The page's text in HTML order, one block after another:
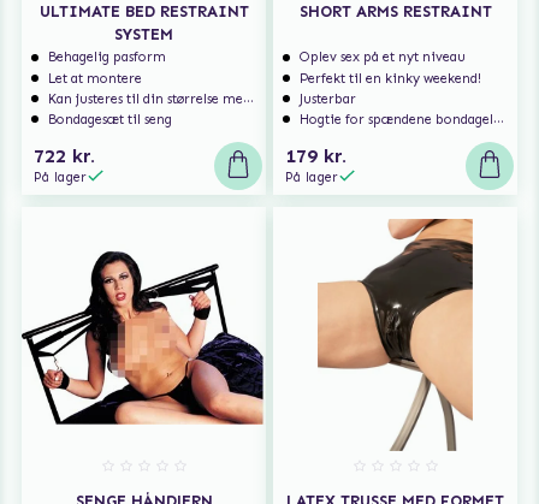
ULTIMATE BED RESTRAINT
SYSTEM
Behagelig pasform
Let at montere
Kan justeres til din størrelse med spænderne
Bondagesæt til seng
722 kr.
På lager
SHORT ARMS RESTRAINT
Oplev sex på et nyt niveau
Perfekt til en kinky weekend!
Justerbar
Hogtie for spændene bondagelege
179 kr.
På lager